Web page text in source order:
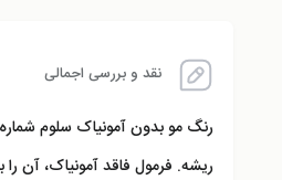
نقد و بررسی اجمالی
رنگ مو بدون آمونیاک سلوم شماره CS2 محصولی با کیفیت آلمانی است که هم زیبایی و هم سلامت موهای شما را حفظ می‌کند. این رنگ مو حاوی
ریشه. فرمول فاقد آمونیاک، آن